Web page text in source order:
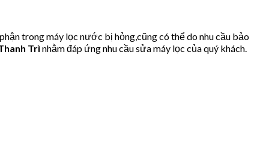
trong máy lọc nước bị hỏng,cũng có thể do nhu cầu bảo
Trì nhằm đáp ứng nhu cầu sửa máy lọc của quý khách.